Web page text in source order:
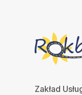
Zakład